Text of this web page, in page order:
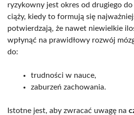
ryzykowny jest okres od drugiego
ciąży, kiedy to formują się
potwierdzają, że nawet niewielkie
wpłynąć na prawidłowy rozwój
do:
trudności w nauce,
zaburzeń zachowania.
Istotne jest, aby zwracać uwagę na